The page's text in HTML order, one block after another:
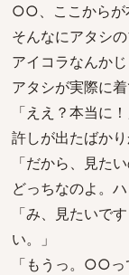
○○、ここからが
そんなにアタシ
アイコラなんかじ
アタシが実際に
「ええ？本当に！
許しが出たばか
「だから、見た
どっちなのよ。
「み、見たいで
い。」
「もうっ。○○っ